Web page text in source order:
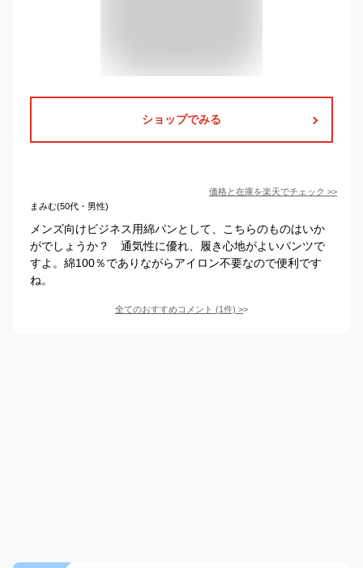
ショップでみる
価格と在庫を楽天でチェック >>
まみむ(50代・男性)
メンズ向けビジネス用綿パンとして、こちらのものはいか
がでしょうか？ 通気性に優れ、履き心地がよいパンツで
すよ。綿100％でありながらアイロン不要なので便利です
ね。
全てのおすすめコメント (1件) >